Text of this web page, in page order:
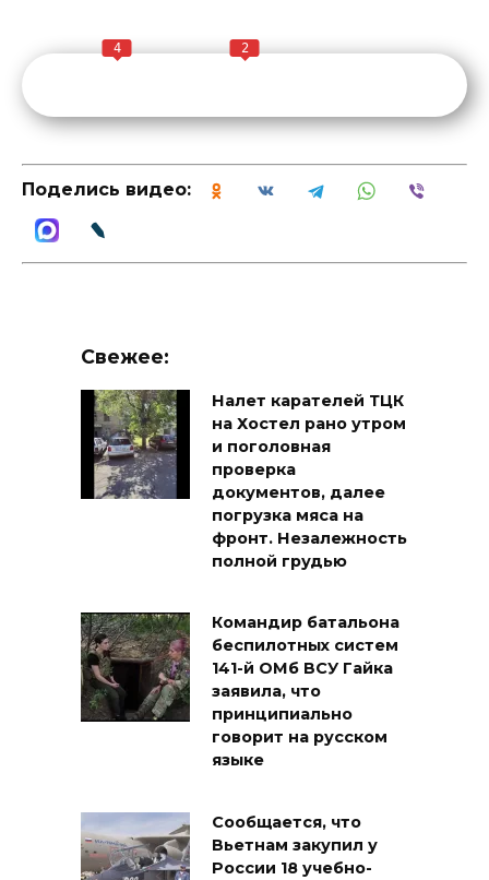
4 2
Поделись видео:
Свежее:
Налет карателей ТЦК
на Хостел рано утром
и поголовная
проверка
документов, далее
погрузка мяса на
фронт. Незалежность
полной грудью
Командир батальона
беспилотных систем
141-й ОМб ВСУ Гайка
заявила, что
принципиально
говорит на русском
языке
Сообщается, что
Вьетнам закупил у
России 18 учебно-